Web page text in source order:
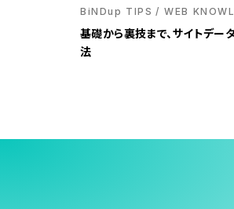
BiNDup TIPS
WEB
基礎から裏技まで、サイトデー
法